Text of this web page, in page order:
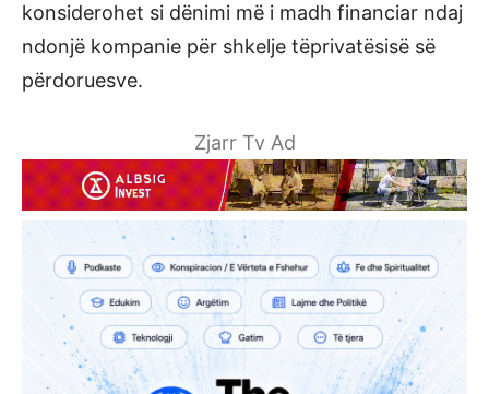
konsiderohet si dënimi më i madh financiar ndaj
ndonjë kompanie për shkelje tëprivatësisë së
përdoruesve.
Zjarr Tv Ad